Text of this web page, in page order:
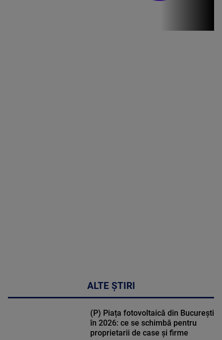
Stirile PRO TV
ALTE ȘTIRI
(P) Piața fotovoltaică din București
în 2026: ce se schimbă pentru
proprietarii de case și firme